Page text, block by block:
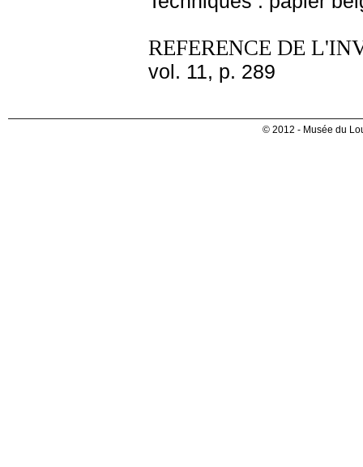
REFERENCE DE
vol. 11, p. 289
© 2012 - Musée du